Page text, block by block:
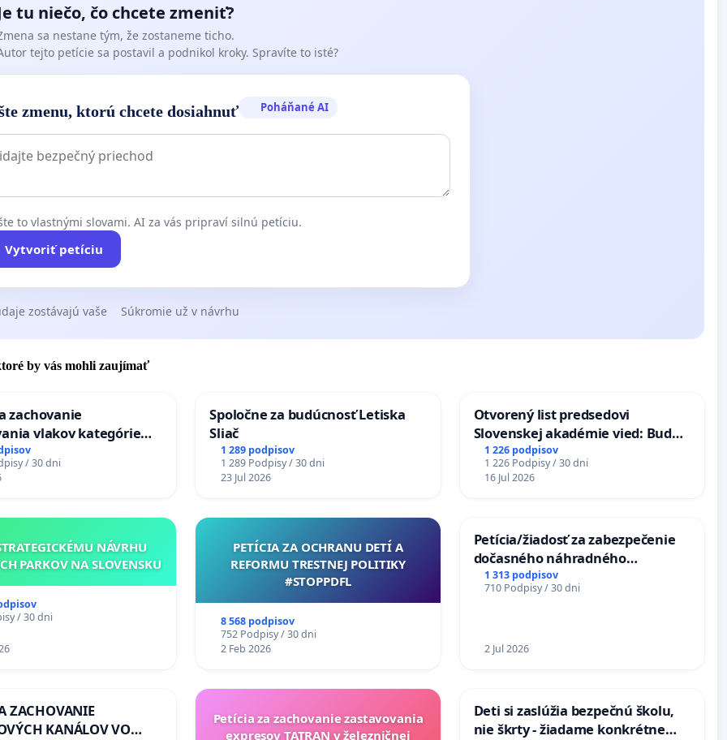
vaším podpisom túto petíciu, zdieľajte ju a posielajte
mailovú adresu nezávislých kandidátov, ktorých
do zoznamu!
Národný síl o.z.
t.b. - súbežne zastupujúca k rokovaniu .,
Občan , Koordinátor Ing. Viliam Baňák, pplk. v.v. ,
365/25, 960 01 ZVOLEN - Poštová adresa
proti nespravodlivosti, občianske snemy: Ingrid
tu:
proti nespravodlivosti na Telegrame:
- diskusia o zmene systému vždy nedeľu od
telegrame v skupine Zmena systému zdola
Proti Nespravodlivost na FB:
share/1MSGc2pmWS/
ako Záchrana SR
tu niečo, čo chcete zmeniť?
sa nestane tým, že zostaneme ticho.
tejto petície sa postavil a podnikol kroky. Spravíte to isté?
zmenu, ktorú chcete dosiahnuť Poháňané AI
to vlastnými slovami. AI za vás pripraví silnú petíciu.
Vytvoriť petíciu
zostávajú vaše Súkromie už v návrhu
by vás mohli zaujímať
zachovanie
vlakov kategórie
TATRAN v železničnej
/ 30 dni
Spoločne za budúcnosť Letiska
Sliač
1 289 podpisov
1 289 Podpisy / 30 dni
23 Jul 2026
Otvorený list predsedovi
Slovenskej akadémie vied: Bude
mať Vízia Slovenska 2040 mravnú
chrbticu?
1 226 podpisov
1 226 Podpisy / 30 dni
16 Jul 2026
NÁVRHU
PARKOV NA SLOVENSKU
/ 30 dni
PETÍCIA ZA OCHRANU DETÍ A
REFORMU TRESTNEJ POLITIKY
#STOPPDFL
8 568 podpisov
752 Podpisy / 30 dni
2 Feb 2026
Petícia/žiadosť za zabezpečenie
dočasného náhradného
premostenia Váhu počas úplnej
uzávery Vážskeho mosta v
1 313 podpisov
710 Podpisy / 30 dni
2 Jul 2026
ZACHOVANIE
KANÁLOV VO
Petícia za zachovanie zastavovania
expresov TATRAN v železničnej
Deti si zaslúžia bezpečnú školu,
nie škrty - žiadame konkrétne